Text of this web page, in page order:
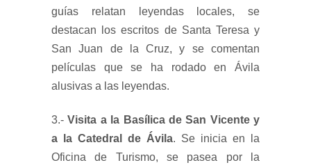
guías relatan leyendas locales, se
destacan los escritos de Santa Teresa y
San Juan de la Cruz, y se comentan
películas que se ha rodado en Ávila
alusivas a las leyendas.
3.-Visita a la Basílica de San Vicente y
a la Catedral de Ávila. Se inicia en la
Oficina de Turismo, se pasea por la